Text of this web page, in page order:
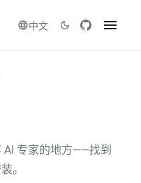
language中文 dark_mode menu
AI 专家的地方——找到
。